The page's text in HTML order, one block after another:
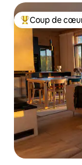
Coups de cœur
Coup de